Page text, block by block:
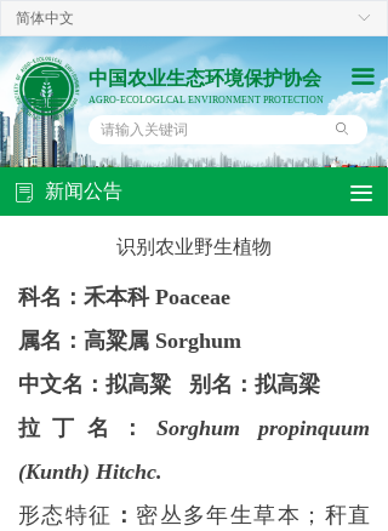
끀
ꄙ
中国农业生态环境保护协会
AGRO-ECOLOGLCAL ENVIRONMENT PROTECTION
ꀅ
简体中文
科名：禾本科 Poaceae
属名：高粱属 Sorghum
中文名：拟高粱 别名 ： 拟高梁
拉丁名
： Sorghum propinquum
(Kunth) Hitchc.
形态特征 ： 密丛多年生草本；秆直
识别农业野生植物
新闻公告
ꂓ 끀